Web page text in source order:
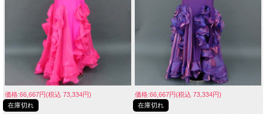
価格:66,667円(税込 73,334円)
在庫切れ
価格:66,667円(税込 73,334円)
在庫切れ